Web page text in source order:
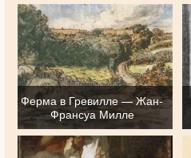
Ферма в Гревилле — Жан-
Франсуа Милле